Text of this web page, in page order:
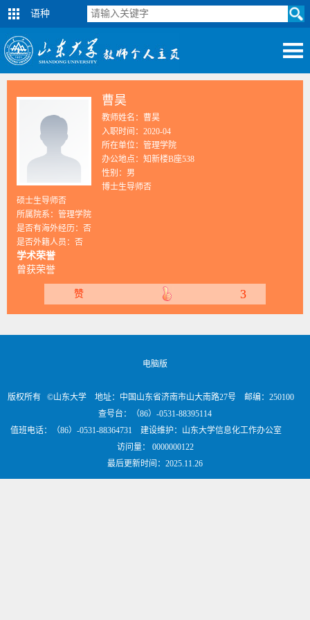
语种
曹昊
教师姓名：曹昊
入职时间：2020-04
所在单位：管理学院
办公地点：知新楼B座538
性别：男
博士生导师否
硕士生导师否
所属院系：管理学院
是否有海外经历：否
是否外籍人员：否
学术荣誉
曾获荣誉
赞 3
电脑版
版权所有 ©山东大学 地址：中国山东省济南市山大南路27号 邮编：250100
查号台：（86）-0531-88395114
值班电话：（86）-0531-88364731 建设维护：山东大学信息化工作办公室
访问量： 0000000122
最后更新时间： 2025.11.26